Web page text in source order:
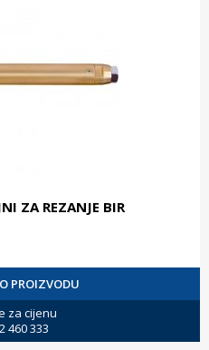
ZA REZANJE BIR
PROIZVODU
za cijenu
460 333